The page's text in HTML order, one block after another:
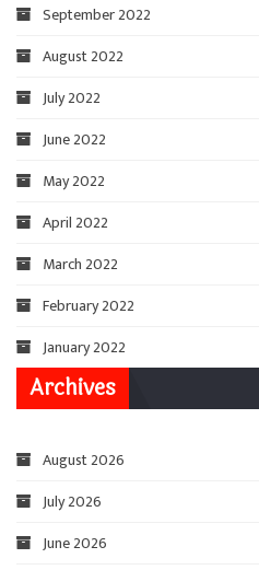
September 2022
August 2022
July 2022
June 2022
May 2022
April 2022
March 2022
February 2022
January 2022
Archives
August 2026
July 2026
June 2026